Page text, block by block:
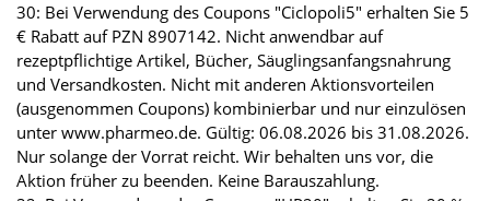
30: Bei Verwendung des Coupons "Ciclopoli5" erhalten Sie 5
€ Rabatt auf PZN 8907142. Nicht anwendbar auf
rezeptpflichtige Artikel, Bücher, Säuglingsanfangsnahrung
und Versandkosten. Nicht mit anderen Aktionsvorteilen
(ausgenommen Coupons) kombinierbar und nur einzulösen
unter www.pharmeo.de. Gültig: 06.08.2026 bis 31.08.2026.
Nur solange der Vorrat reicht. Wir behalten uns vor, die
Aktion früher zu beenden. Keine Barauszahlung.